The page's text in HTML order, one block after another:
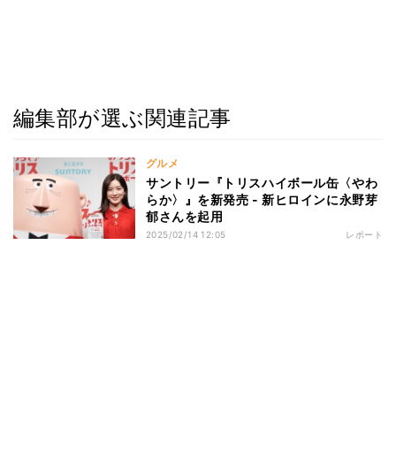
編集部が選ぶ関連記事
グルメ
サントリー『トリスハイボール缶〈やわ
らか〉』を新発売 - 新ヒロインに永野芽
郁さんを起用
2025/02/14 12:05 レポート